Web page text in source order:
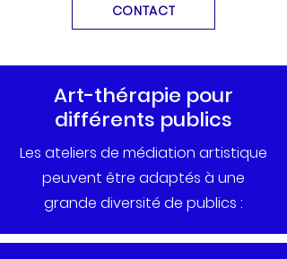
CONTACT
Art-thérapie pour
différents publics
Les ateliers de médiation artistique
peuvent être adaptés à une
grande diversité de publics :